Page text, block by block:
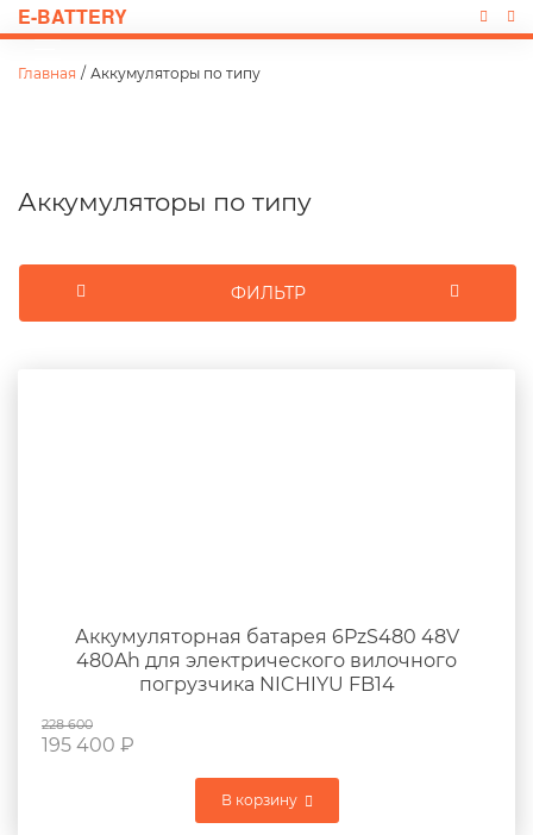
E-BATTERY
Главная / Аккумуляторы по типу
Аккумуляторы по типу
Аккумуляторная батарея 6PzS480 48V
480Ah для электрического вилочного
погрузчика NICHIYU FB14
228 600
195 400 ₽
В корзину
ФИЛЬТР